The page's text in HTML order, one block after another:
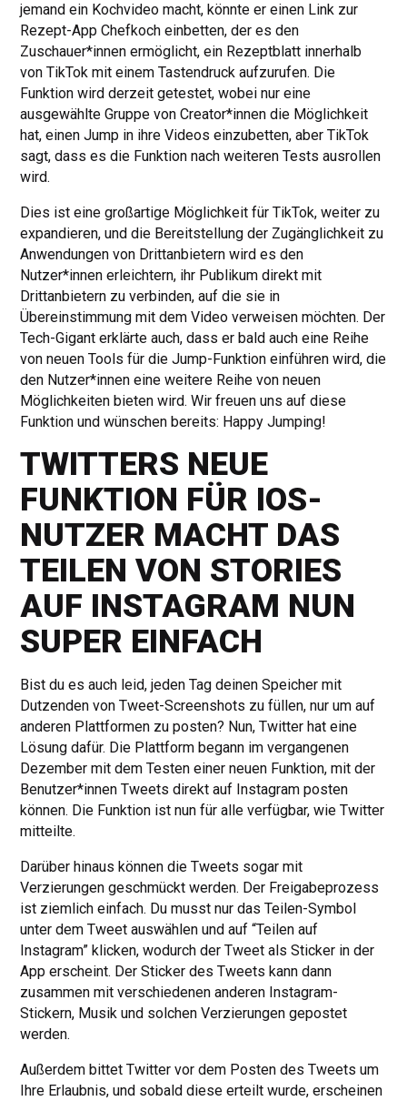
jemand ein Kochvideo macht, könnte er einen Link zur
Rezept-App Chefkoch einbetten, der es den
Zuschauer*innen ermöglicht, ein Rezeptblatt innerhalb
von TikTok mit einem Tastendruck aufzurufen. Die
Funktion wird derzeit getestet, wobei nur eine
ausgewählte Gruppe von Creator*innen die Möglichkeit
hat, einen Jump in ihre Videos einzubetten, aber TikTok
sagt, dass es die Funktion nach weiteren Tests ausrollen
wird.
Dies ist eine großartige Möglichkeit für TikTok, weiter zu
expandieren, und die Bereitstellung der Zugänglichkeit zu
Anwendungen von Drittanbietern wird es den
Nutzer*innen erleichtern, ihr Publikum direkt mit
Drittanbietern zu verbinden, auf die sie in
Übereinstimmung mit dem Video verweisen möchten. Der
Tech-Gigant erklärte auch, dass er bald auch eine Reihe
von neuen Tools für die Jump-Funktion einführen wird, die
den Nutzer*innen eine weitere Reihe von neuen
Möglichkeiten bieten wird. Wir freuen uns auf diese
Funktion und wünschen bereits: Happy Jumping!
TWITTERS NEUE
FUNKTION FÜR IOS-
NUTZER MACHT DAS
TEILEN VON STORIES
AUF INSTAGRAM NUN
SUPER EINFACH
Bist du es auch leid, jeden Tag deinen Speicher mit
Dutzenden von Tweet-Screenshots zu füllen, nur um auf
anderen Plattformen zu posten? Nun, Twitter hat eine
Lösung dafür. Die Plattform begann im vergangenen
Dezember mit dem Testen einer neuen Funktion, mit der
Benutzer*innen Tweets direkt auf Instagram posten
können. Die Funktion ist nun für alle verfügbar, wie Twitter
mitteilte.
Darüber hinaus können die Tweets sogar mit
Verzierungen geschmückt werden. Der Freigabeprozess
ist ziemlich einfach. Du musst nur das Teilen-Symbol
unter dem Tweet auswählen und auf “Teilen auf
Instagram” klicken, wodurch der Tweet als Sticker in der
App erscheint. Der Sticker des Tweets kann dann
zusammen mit verschiedenen anderen Instagram-
Stickern, Musik und solchen Verzierungen gepostet
werden.
Außerdem bittet Twitter vor dem Posten des Tweets um
Ihre Erlaubnis, und sobald diese erteilt wurde, erscheinen